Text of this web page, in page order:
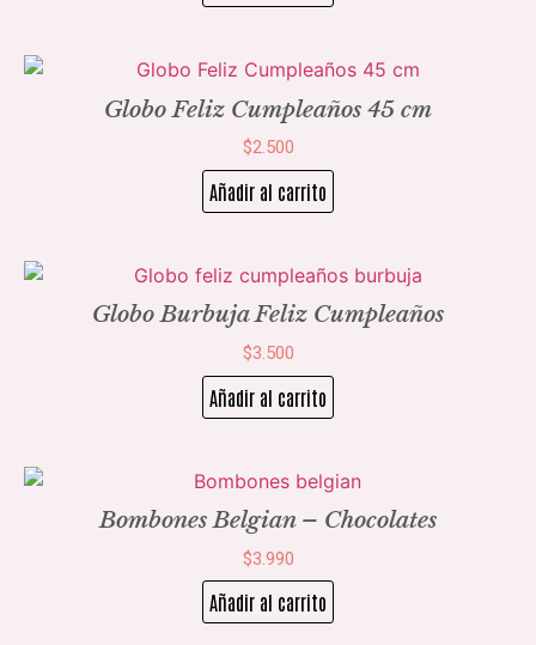
Globo Feliz Cumpleaños 45 cm
$2.500
Añadir al carrito
Globo Burbuja Feliz Cumpleaños
$3.500
Añadir al carrito
Bombones Belgian – Chocolates
$3.990
Añadir al carrito